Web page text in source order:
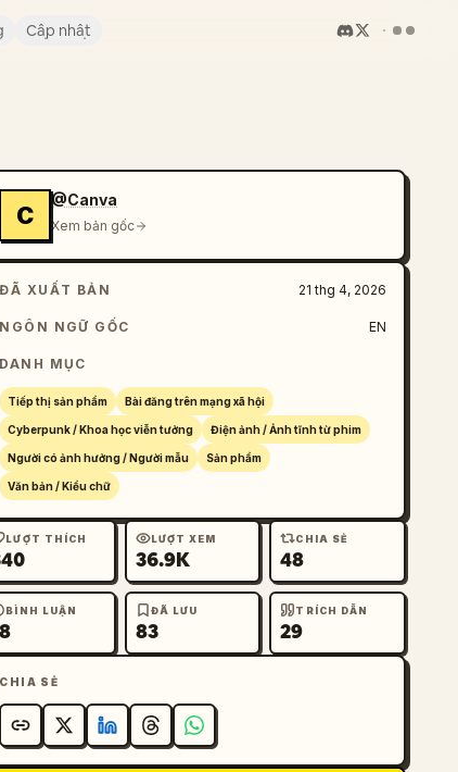
Cập nhật
C
@Canva
Xem bản gốc
ĐÃ XUẤT BẢN 21 thg 4, 2026
NGÔN NGỮ GỐC EN
DANH MỤC
Tiếp thị sản phẩm Bài đăng trên mạng xã hội
Cyberpunk / Khoa học viễn tưởng Điện ảnh / Ảnh tĩnh từ phim
Người có ảnh hưởng / Người mẫu Sản phẩm
Văn bản / Kiểu chữ
LƯỢT THÍCH LƯỢT XEM
36.9K
CHIA SẺ
48
BÌNH LUẬN ĐÃ LƯU
83
TRÍCH DẪN
29
CHIA SẺ